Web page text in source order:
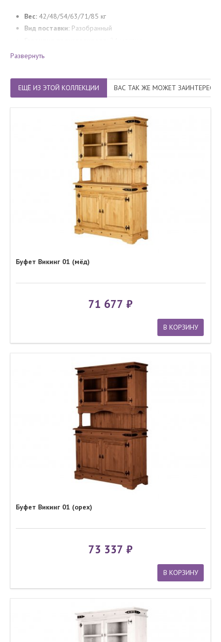
Вес: 42/48/54/63/71/85 кг
Вид поставки: Разобранный
Развернуть
ЕЩЁ ИЗ ЭТОЙ КОЛЛЕКЦИИ ВАС ТАК ЖЕ МОЖЕТ
Буфет Викинг 01 (мёд)
71 677
В КОРЗИНУ
Буфет Викинг 01 (орех)
73 337
В КОРЗИНУ